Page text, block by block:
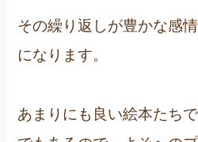
その繰り返しが豊かな感
になります。
あまりにも良い絵本たち